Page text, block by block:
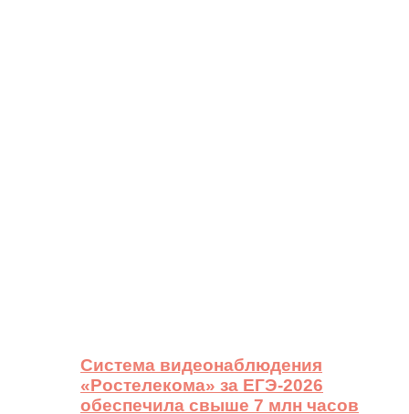
Система видеонаблюдения
«Ростелекома» за ЕГЭ-2026
обеспечила свыше 7 млн часов